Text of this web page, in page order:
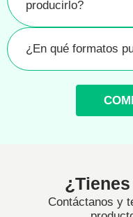
producirlo?
¿En qué formatos
Contáctanos y